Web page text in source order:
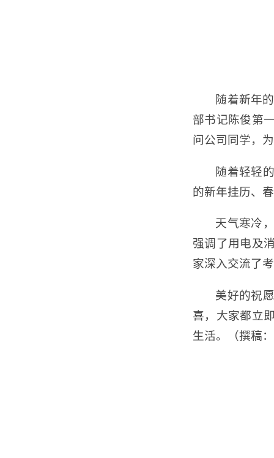
随着新年
部书记陈俊第
问公司同学，
随着轻轻
的新年挂历、
天气寒冷
强调了用电及
家深入交流了
美好的祝
喜，大家都立
生活。（撰稿